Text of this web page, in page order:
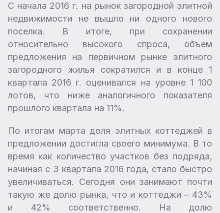
С начала 2016 г. на рынок загородной элитной
недвижимости не вышло ни одного нового
поселка. В итоге, при сохранении
относительно высокого спроса, объем
предложения на первичном рынке элитного
загородного жилья сократился и в конце 1
квартала 2016 г. оценивался на уровне 1 100
лотов, что ниже аналогичного показателя
прошлого квартала на 11%.
По итогам марта доля элитных коттеджей в
предложении достигла своего минимума. В то
время как количество участков без подряда,
начиная с 3 квартала 2016 года, стало быстро
увеличиваться. Сегодня они занимают почти
такую же долю рынка, что и коттеджи – 43%
и 42% соответственно. На долю